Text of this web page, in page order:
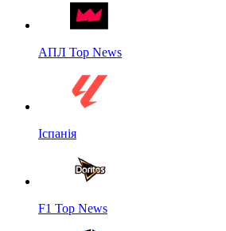
АПЛ Top News
Іспанія
F1 Top News